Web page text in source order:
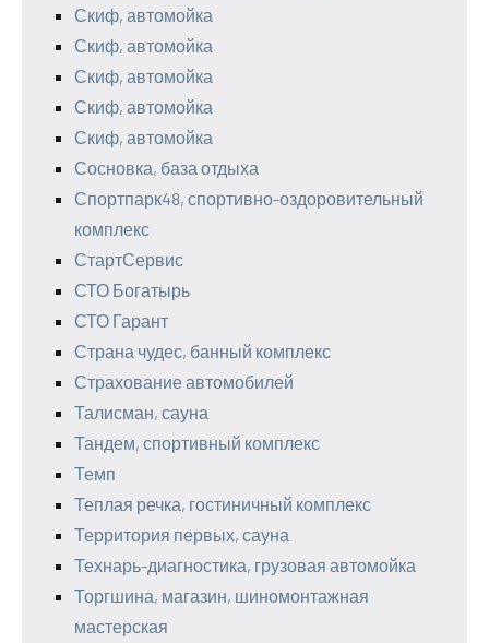
Скиф, автомойка
Скиф, автомойка
Скиф, автомойка
Скиф, автомойка
Скиф, автомойка
Сосновка, база отдыха
Спортпарк48, спортивно-оздоровительный
комплекс
СтартСервис
СТО Богатырь
СТО Гарант
Страна чудес, банный комплекс
Страхование автомобилей
Талисман, сауна
Тандем, спортивный комплекс
Темп
Теплая речка, гостиничный комплекс
Территория первых, сауна
Технарь-диагностика, грузовая автомойка
Торгшина, магазин, шиномонтажная
мастерская